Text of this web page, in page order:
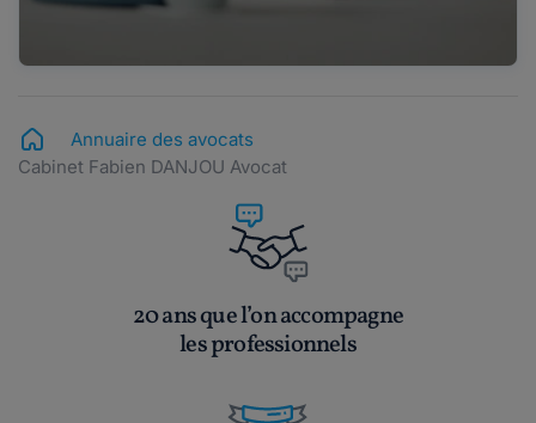
Annuaire des avocats
Cabinet Fabien DANJOU Avocat
20 ans que l’on accompagne
les professionnels